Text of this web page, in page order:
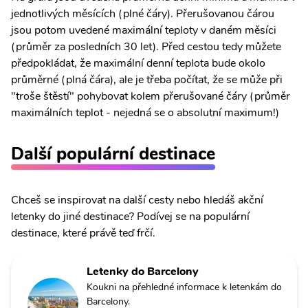
jednotlivých měsících (plné čáry). Přerušovanou čárou
jsou potom uvedené maximální teploty v daném měsíci
(průměr za posledních 30 let). Před cestou tedy můžete
předpokládat, že maximální denní teplota bude okolo
průměrné (plná čára), ale je třeba počítat, že se může při
"troše štěstí" pohybovat kolem přerušované čáry (průměr
maximálních teplot - nejedná se o absolutní maximum!)
Další populární destinace
Chceš se inspirovat na další cesty nebo hledáš akční
letenky do jiné destinace? Podívej se na populární
destinace, které právě teď frčí.
Letenky do Barcelony
Koukni na přehledné informace k letenkám do
Barcelony.